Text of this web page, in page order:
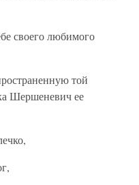
своего любимого
той
Шершеневич ее